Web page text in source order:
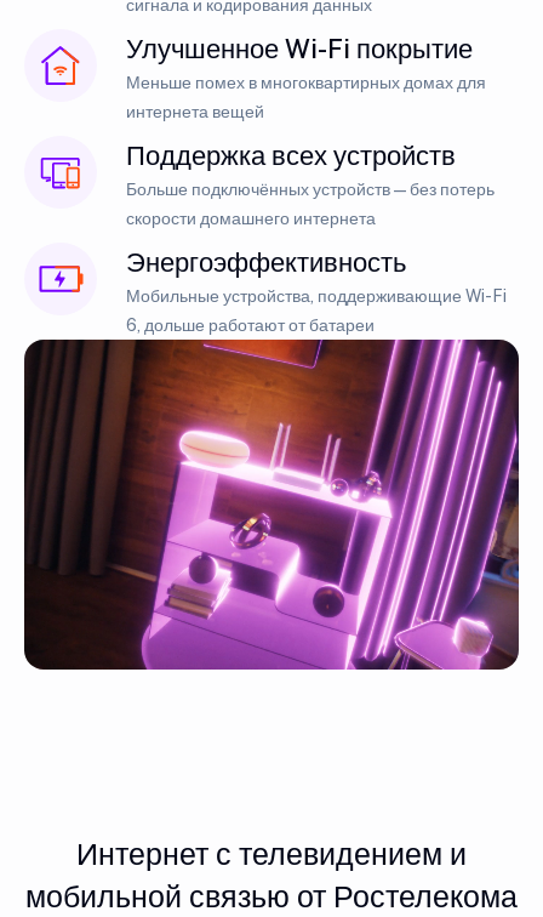
сигнала и кодирования данных
Улучшенное Wi-Fi покрытие
Меньше помех в многоквартирных домах для
интернета вещей
Поддержка всех устройств
Больше подключённых устройств — без потерь
скорости домашнего интернета
Энергоэффективность
Мобильные устройства, поддерживающие Wi-Fi
6, дольше работают от батареи
Интернет с телевидением и
мобильной связью от Ростелекома